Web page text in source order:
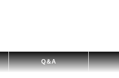
Q＆A